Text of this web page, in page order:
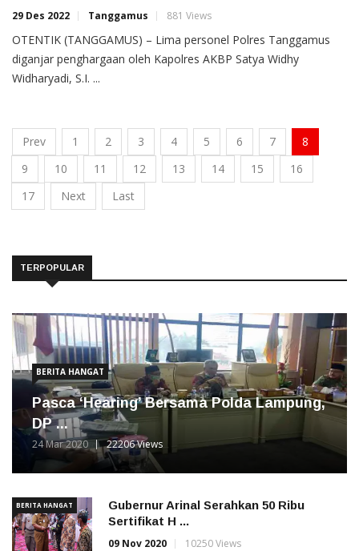
29 Des 2022 Tanggamus 881 Views
OTENTIK (TANGGAMUS) – Lima personel Polres Tanggamus
diganjar penghargaan oleh Kapolres AKBP Satya Widhy
Widharyadi, S.I. ...
Prev 1 2 3 4 5 6 7
8
9
10 11 12 13 14 15
16
17
Next Last
TERPOPULAR
BERITA HANGAT
Pasca ‘Hearing’ Bersama Polda Lampung,
DP ...
24 Mar 2020 22206 Views
BERITA HANGAT
Gubernur Arinal Serahkan 50 Ribu
Sertifikat H ...
09 Nov 2020
10250 Views